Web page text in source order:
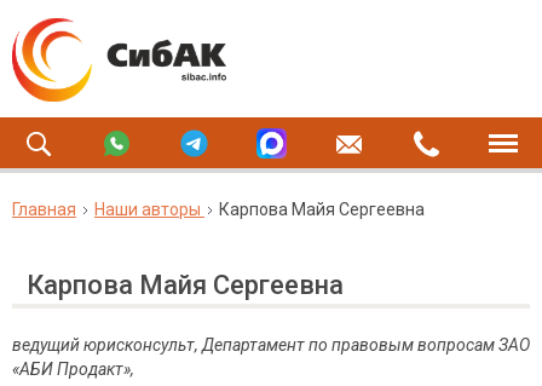
Главная Наши авторы Карпова Майя Сергеевна
Карпова Майя Сергеевна
ведущий юрисконсульт, Департамент по правовым вопросам ЗАО
«АБИ Продакт»,